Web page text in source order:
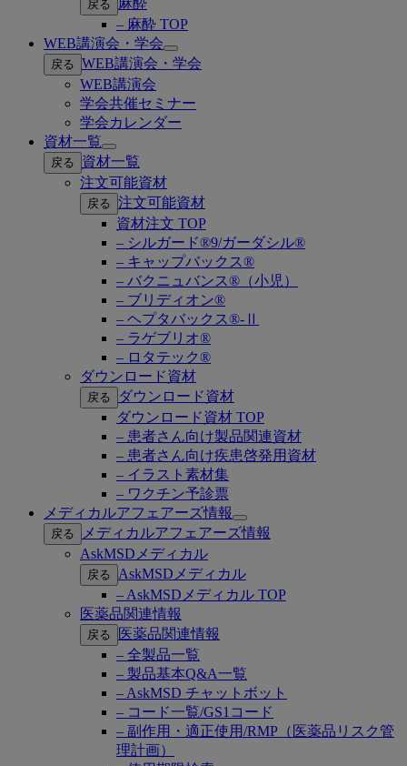
戻る
麻酔
– 麻酔 TOP
WEB講演会・学会
Open
submenu
戻る WEB講演会・学会
WEB講演会
学会共催セミナー
学会カレンダー
資材一覧
Open
submenu
戻る
資材一覧
注文可能資材
戻る 注文可能資材
資材注文 TOP
– シルガード®9/ガーダシル®
– キャップバックス®
– バクニュバンス®（小児）
– ブリディオン®
– ヘプタバックス®-Ⅱ
– ラゲブリオ®
– ロタテック®
ダウンロード資材
戻る
ダウンロード資材
ダウンロード資材 TOP
– 患者さん向け製品関連資材
– 患者さん向け疾患啓発用資材
– イラスト素材集
– ワクチン予診票
メディカルアフェアーズ情報
Open
submenu
戻る
メディカルアフェアーズ情報
AskMSDメディカル
戻る
AskMSDメディカル
– AskMSDメディカル TOP
医薬品関連情報
戻る
医薬品関連情報
– 全製品一覧
– 製品基本Q&A一覧
– AskMSD チャットボット
– コード一覧/GS1コード
– 副作用・適正使用/RMP（医薬品リスク管
理計画）